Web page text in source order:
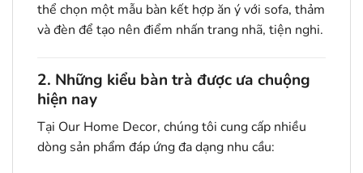
thể chọn một mẫu bàn kết hợp ăn ý với sofa, thảm
và đèn để tạo nên điểm nhấn trang nhã, tiện nghi.
2. Những kiểu bàn trà được ưa chuộng
hiện nay
Tại Our Home Decor, chúng tôi cung cấp nhiều
dòng sản phẩm đáp ứng đa dạng nhu cầu: